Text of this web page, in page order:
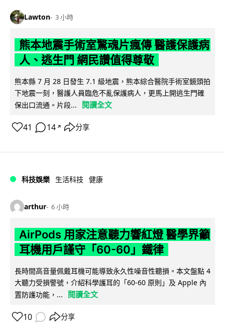
Lawton 3 小時
熊本地震手術室驚魂片瘋傳 醫護保護病
人、逃生門 網民讚值得尊敬
熊本縣 7 月 28 日發生 7.1 級地震，熊本綜合醫院手術室鏡頭拍
下地震一刻，醫護人員臨危不亂保護病人，更馬上開逃生門確
保出口流通。片段...
閱讀全文
41 14 ↗ 分享
科技娛樂 生活科技 健康
arthur 6 小時
AirPods 用家注意聽力響紅燈 醫學界籲
耳機用戶謹守「60-60」鐵律
長時間高音量佩戴耳機可能導致永久性噪音性聽損。本文盤點 4
大聽力受損警號，介紹科學護耳的「60-60 原則」及 Apple 內
置防護功能，...
閱讀全文
10 分享